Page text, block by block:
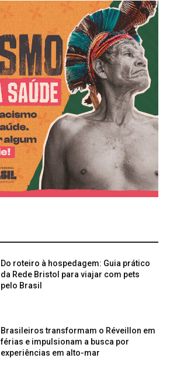
Do roteiro à hospedagem: Guia prático
da Rede Bristol para viajar com pets
pelo Brasil
Brasileiros transformam o Réveillon em
férias e impulsionam a busca por
experiências em alto-mar